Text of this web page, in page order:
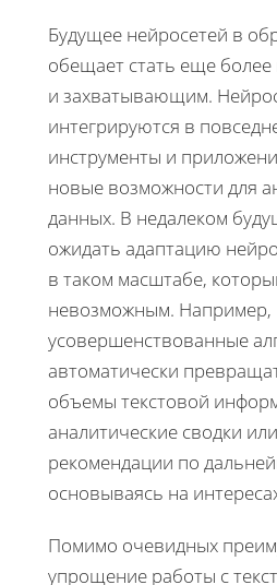
Будущее нейросетей в
обещает стать еще
и захватывающим.
интегрируются в
инструменты и
новые возможности для
данных. В недалеком
ожидать адаптацию
в таком масштабе,
невозможным. Например,
усовершенствованные
автоматически
объемы текстовой
аналитические сводки
рекомендации по
основываясь на
Помимо очевидных
упрощение работы с